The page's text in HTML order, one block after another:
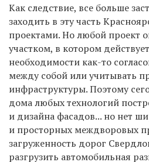
Как следствие, все больше
заходить в эту часть
проектами. Но любой проект
участком, в котором
необходимости как-то
между собой или учитывать
инфраструктуры. Поэтому
дома любых технологий
и дизайна фасадов... но нет
и просторных междворовых
загруженность дорог
разгрузить автомобильная